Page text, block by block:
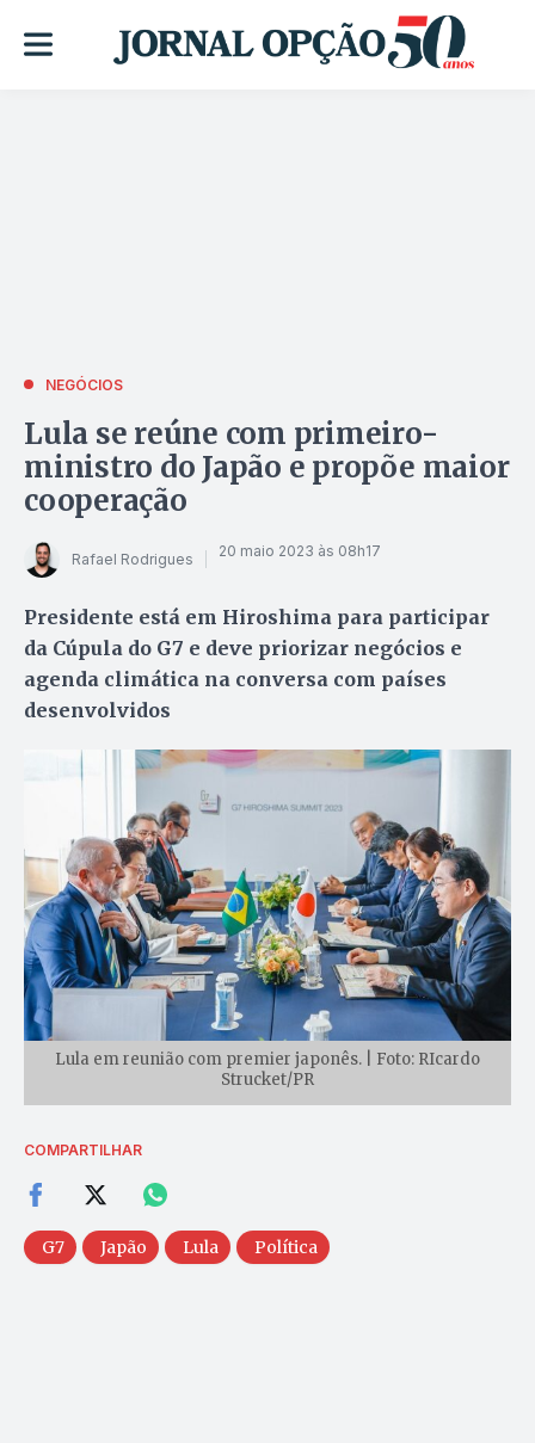
NEGÓCIOS
Lula se reúne com primeiro-
ministro do Japão e propõe maior
cooperação
Rafael Rodrigues 20 maio 2023 às 08h17
Presidente está em Hiroshima para participar
da Cúpula do G7 e deve priorizar negócios e
agenda climática na conversa com países
desenvolvidos
Lula em reunião com premier japonês. | Foto: RIcardo
Strucket/PR
COMPARTILHAR
G7 Japão Lula Política